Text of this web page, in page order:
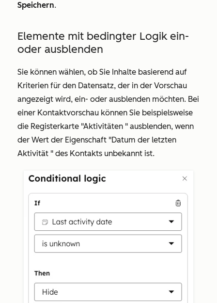
Speichern.
Elemente mit bedingter Logik ein-
oder ausblenden
Sie können wählen, ob Sie Inhalte basierend auf
Kriterien für den Datensatz, der in der Vorschau
angezeigt wird, ein- oder ausblenden möchten. Bei
einer Kontaktvorschau können Sie beispielsweise
die Registerkarte "Aktivitäten " ausblenden, wenn
der Wert der Eigenschaft "Datum der letzten
Aktivität " des Kontakts unbekannt ist.